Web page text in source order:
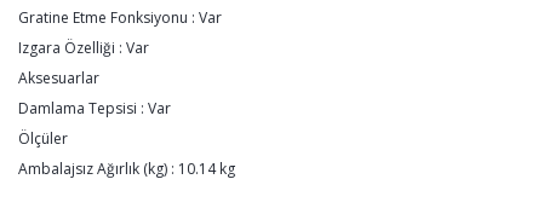
Gratine Etme Fonksiyonu : Var
Izgara Özelliği : Var
Aksesuarlar
Damlama Tepsisi : Var
Ölçüler
Ambalajsız Ağırlık (kg) : 10.14 kg